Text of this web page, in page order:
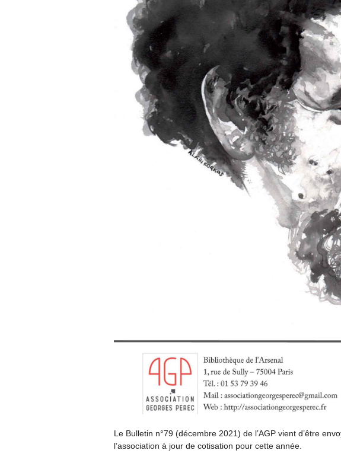
Le Bulletin n°79 (décembre 2021) de l’AGP vient d’être
l’association à jour de cotisation pour cette année.